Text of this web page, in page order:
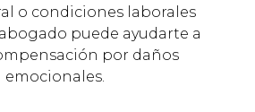
o condiciones laborales
puede ayudarte a
por daños
emocionales.